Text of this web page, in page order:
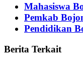
Mahasiswa
Pemkab
Pendidikan
Berita Terkait